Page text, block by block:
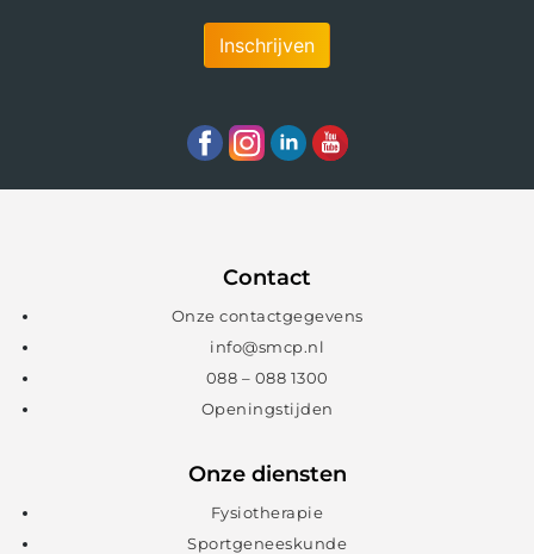
Inschrijven
Contact
Onze contactgegevens
info@smcp.nl
088 – 088 1300
Openingstijden
Onze diensten
Fysiotherapie
Sportgeneeskunde